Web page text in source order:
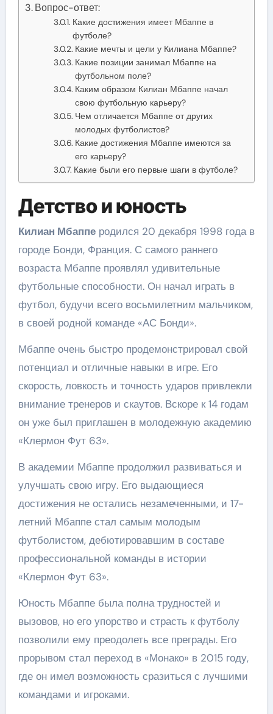
Вопрос-ответ:
Какие достижения имеет Мбаппе в
футболе?
Какие мечты и цели у Килиана Мбаппе?
Какие позиции занимал Мбаппе на
футбольном поле?
Каким образом Килиан Мбаппе начал
свою футбольную карьеру?
Чем отличается Мбаппе от других
молодых футболистов?
Какие достижения Мбаппе имеются за
его карьеру?
Какие были его первые шаги в футболе?
Детство и юность
Килиан Мбапперодился 20 декабря 1998 года в
городе Бонди, Франция. С самого раннего
возраста Мбаппе проявлял удивительные
футбольные способности. Он начал играть в
футбол, будучи всего восьмилетним мальчиком,
в своей родной команде «АС Бонди».
Мбаппе очень быстро продемонстрировал свой
потенциал и отличные навыки в игре. Его
скорость, ловкость и точность ударов привлекли
внимание тренеров и скаутов. Вскоре к 14 годам
он уже был приглашен в молодежную академию
«Клермон Фут 63».
В академии Мбаппе продолжил развиваться и
улучшать свою игру. Его выдающиеся
достижения не остались незамеченными, и 17-
летний Мбаппе стал самым молодым
футболистом, дебютировавшим в составе
профессиональной команды в истории
«Клермон Фут 63».
Юность Мбаппе была полна трудностей и
вызовов, но его упорство и страсть к футболу
позволили ему преодолеть все преграды. Его
прорывом стал переход в «Монако» в 2015 году,
где он имел возможность сразиться с лучшими
командами и игроками.